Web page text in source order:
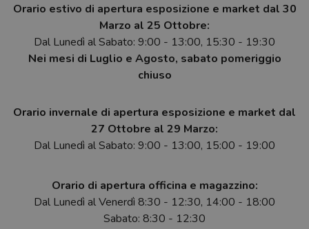
Orario estivo di apertura esposizione e market dal 30
Marzo al 25 Ottobre:
Dal Lunedì al Sabato: 9:00 - 13:00, 15:30 - 19:30
Nei mesi di Luglio e Agosto, sabato pomeriggio
chiuso
Orario invernale di apertura esposizione e market dal
27 Ottobre al 29 Marzo:
Dal Lunedì al Sabato: 9:00 - 13:00, 15:00 - 19:00
Orario di apertura officina e magazzino:
Dal Lunedì al Venerdì 8:30 - 12:30, 14:00 - 18:00
Sabato: 8:30 - 12:30